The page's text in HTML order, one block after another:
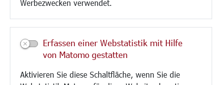
Werbezwecken verwendet.
Erfassen einer Webstatistik mit Hilfe
von Matomo gestatten
Aktivieren Sie diese Schaltfläche, wenn Sie die
Kultur/Freizeit/Tourismus
Stadtporträt
Musikschule
Volkshochschule